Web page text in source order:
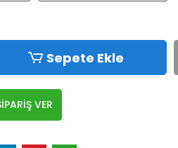
Sepete Ekle
VER